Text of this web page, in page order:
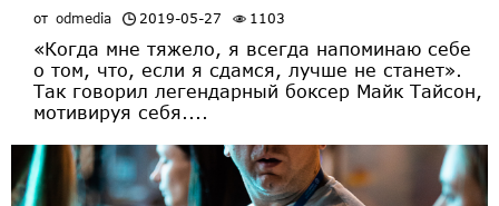
от odmedia 2019-05-27 1103
«Когда мне тяжело, я всегда напоминаю себе
о том, что, если я сдамся, лучше не станет».
Так говорил легендарный боксер Майк Тайсон,
мотивируя себя....